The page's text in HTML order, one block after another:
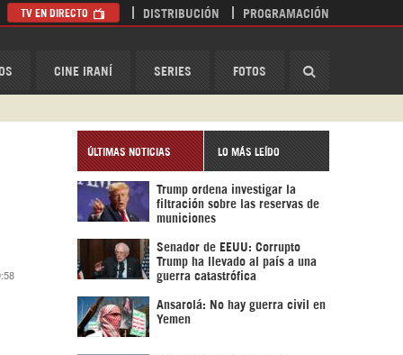
CINE IRANÍ SERIES FOTOS
TV EN DIRECTO DISTRIBUCIÓN PROGRAMACIÓN
ÚLTIMAS NOTICIAS LO MÁS LEÍDO
Trump ordena investigar la
filtración sobre las reservas de
municiones
Senador de EEUU: Corrupto
Trump ha llevado al país a una
guerra catastrófica
Ansarolá: No hay guerra civil en
Yemen